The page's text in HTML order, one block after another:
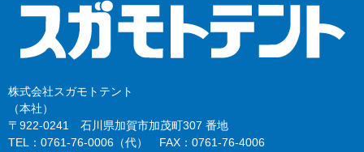
株式会社スガモトテント
（本社）
〒922-0241 石川県加賀市加茂町307 番地
TEL：0761-76-0006（代） FAX：0761-76-4006